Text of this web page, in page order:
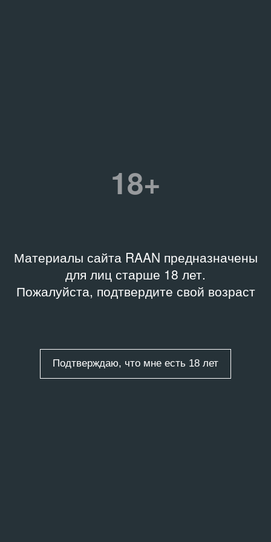
18+
Материалы сайта RAAN предназначены
для лиц старше 18 лет.
Пожалуйста, подтвердите свой возраст
Подтверждаю, что мне есть 18 лет